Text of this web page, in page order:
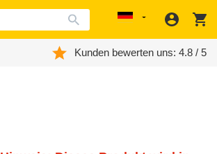
Localization
Kunden bewerten uns: 4.8 / 5